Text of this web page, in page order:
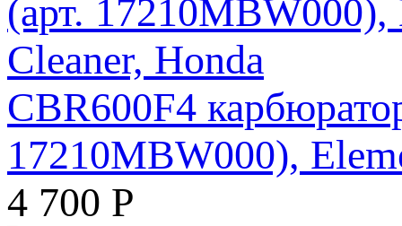
CBR600F4
17210MBW000),
4 700 Р